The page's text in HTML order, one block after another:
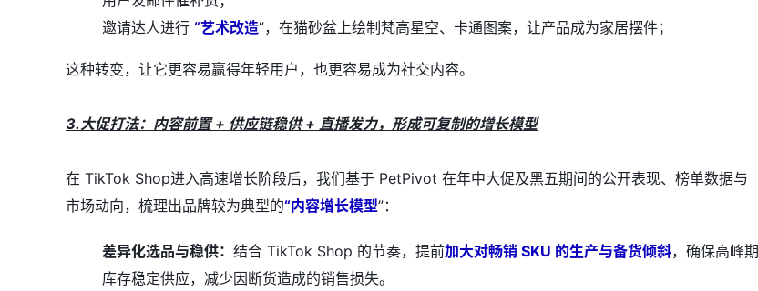
邀请达人进行 “艺术改造”，在猫砂盆上绘制梵高星空、卡通图案，让产品成为家居摆件；
这种转变，让它更容易赢得年轻用户，也更容易成为社交内容。
3.大促打法：内容前置 + 供应链稳供 + 直播发力，形成可复制的增长模型
在 TikTok Shop进入高速增长阶段后，我们基于 PetPivot 在年中大促及黑五期间的公开表现、榜单数据与
市场动向，梳理出品牌较为典型的“内容增长模型”：
差异化选品与稳供： 结合 TikTok Shop 的节奏，提前加大对畅销 SKU 的生产与备货倾斜，确保高峰期
库存稳定供应，减少因断货造成的销售损失。